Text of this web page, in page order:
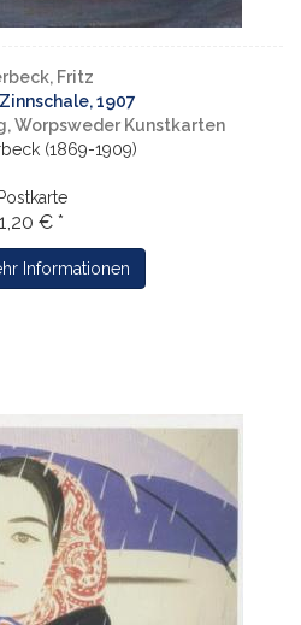
Fritz
1907
Worpsweder Kunstkarten
(1869-1909)
Postkarte
1,20 € *
Informationen